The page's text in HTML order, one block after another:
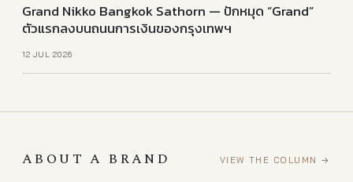
Grand Nikko Bangkok Sathorn — ปักหมุด “Grand”
ตัวแรกลงบนถนนการเงินของกรุงเทพฯ
12 JUL 2026
ABOUT A BRAND VIEW THE COLUMN →